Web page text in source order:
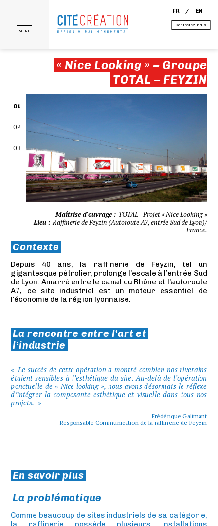
MENU
Contactez-nous
FR EN
« Nice Looking » – Groupe
TOTAL – FEYZIN
Contexte
Depuis 40 ans, la raffinerie de Feyzin, tel un
gigantesque pétrolier, prolonge l’escale à l’entrée Sud
de Lyon. Amarré entre le canal du Rhône et l’autoroute
A7, ce site industriel est un moteur essentiel de
l’économie de la région lyonnaise.
La rencontre entre l’art et
l’industrie
Le succès de cette opération a montré combien nos riverains
étaient sensibles à l’esthétique du site. Au-delà de l’opération
ponctuelle de « Nice looking », nous avons désormais le réflexe
d’intégrer la composante esthétique et visuelle dans tous nos
projets.
Frédérique Galimant
Responsable Communication de la raffinerie de Feyzin
01
02
03
Maîtrise d'ouvrage : TOTAL - Projet « Nice Looking »
Lieu :Raffinerie de Feyzin (Autoroute A7, entrée Sud de Lyon)/
France.
En savoir plus
La problématique
Comme beaucoup de sites industriels de sa catégorie,
la raffinerie possède plusieurs installations